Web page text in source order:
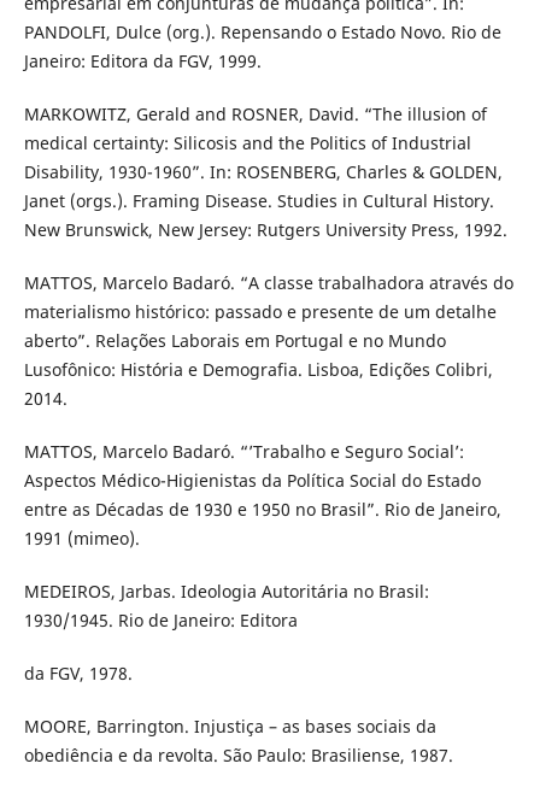
PANDOLFI, Dulce (org.). Repensando o Estado Novo. Rio de
Janeiro: Editora da FGV, 1999.
MARKOWITZ, Gerald and ROSNER, David. “The illusion of
medical certainty: Silicosis and the Politics of Industrial
Disability, 1930-1960”. In: ROSENBERG, Charles & GOLDEN,
Janet (orgs.). Framing Disease. Studies in Cultural History.
New Brunswick, New Jersey: Rutgers University Press, 1992.
MATTOS, Marcelo Badaró. “A classe trabalhadora através do
materialismo histórico: passado e presente de um detalhe
aberto”. Relações Laborais em Portugal e no Mundo
Lusofônico: História e Demografia. Lisboa, Edições Colibri,
2014.
MATTOS, Marcelo Badaró. “’Trabalho e Seguro Social’:
Aspectos Médico-Higienistas da Política Social do Estado
entre as Décadas de 1930 e 1950 no Brasil”. Rio de Janeiro,
1991 (mimeo).
MEDEIROS, Jarbas. Ideologia Autoritária no Brasil:
1930/1945. Rio de Janeiro: Editora
da FGV, 1978.
MOORE, Barrington. Injustiça – as bases sociais da
obediência e da revolta. São Paulo: Brasiliense, 1987.